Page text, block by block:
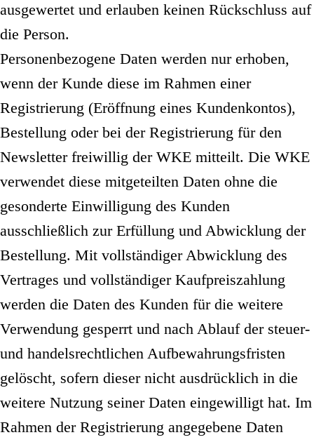
ausgewertet und erlauben keinen Rückschluss auf
die Person.
Personenbezogene Daten werden nur erhoben,
wenn der Kunde diese im Rahmen einer
Registrierung (Eröffnung eines Kundenkontos),
Bestellung oder bei der Registrierung für den
Newsletter freiwillig der WKE mitteilt. Die WKE
verwendet diese mitgeteilten Daten ohne die
gesonderte Einwilligung des Kunden
ausschließlich zur Erfüllung und Abwicklung der
Bestellung. Mit vollständiger Abwicklung des
Vertrages und vollständiger Kaufpreiszahlung
werden die Daten des Kunden für die weitere
Verwendung gesperrt und nach Ablauf der steuer-
und handelsrechtlichen Aufbewahrungsfristen
gelöscht, sofern dieser nicht ausdrücklich in die
weitere Nutzung seiner Daten eingewilligt hat. Im
Rahmen der Registrierung angegebene Daten